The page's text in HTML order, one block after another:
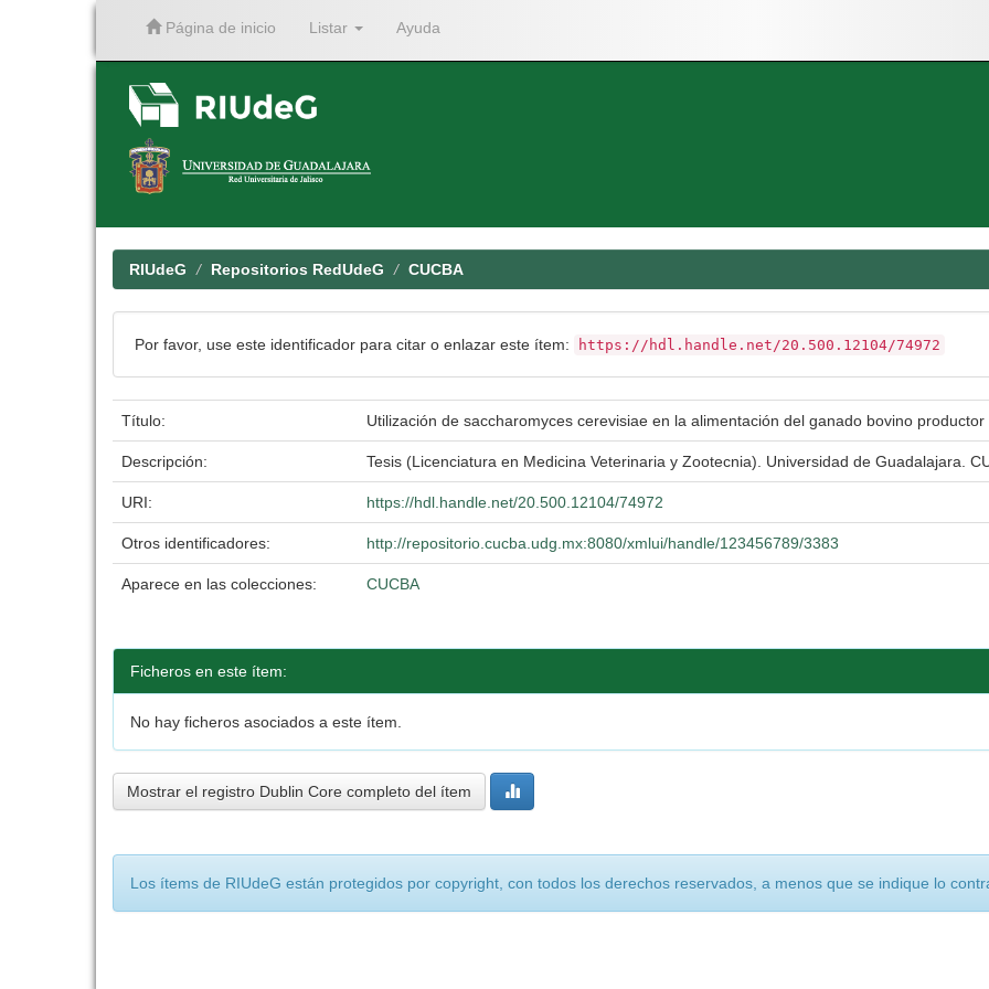
Página de inicio Listar Ayuda
RIUdeG Repositorios RedUdeG CUCBA
Por favor, use este identificador para citar o enlazar este ítem: https://hdl.handle.net/20.500.12104/74972
Título: Utilización de saccharomyces cerevisiae en la alimentación del ganado bovino
Descripción: Tesis (Licenciatura en Medicina Veterinaria y Zootecnia). Universidad de Guadalajara.
URI: https://hdl.handle.net/20.500.12104/74972
Otros identificadores: http://repositorio.cucba.udg.mx:8080/xmlui/handle/123456789/3383
Aparece en las colecciones: CUCBA
Ficheros en este ítem:
No hay ficheros asociados a este ítem.
Mostrar el registro Dublin Core completo del ítem
Los ítems de RIUdeG están protegidos por copyright, con todos los derechos reservados, a menos que se indique lo